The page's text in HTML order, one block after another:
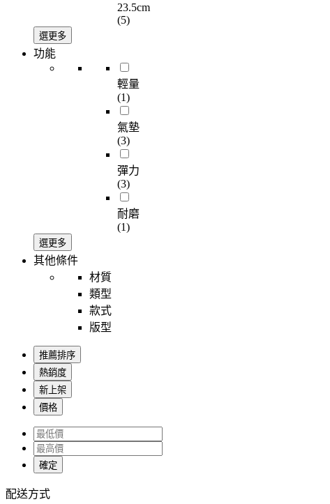
23.5cm
(5)
選更多
功能
輕量
(1)
氣墊
(3)
彈力
(3)
耐磨
(1)
選更多
其他條件
材質
類型
款式
版型
推薦排序
熱銷度
新上架
價格
確定
配送方式